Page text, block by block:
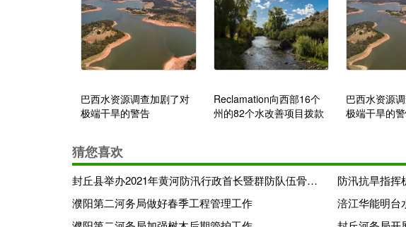
巴西水资源调查加剧了对
极端干旱的警告
Reclamation向西部16个
州的82个水改善项目拨款
巴西水资源
极端干旱的
猜您喜欢
封丘县举办2021年黄河防汛行政首长暨群防队伍骨干培训班
防汛抗旱指挥
濮阳第二河务局做好春季工程管理工作
涪江华能明台